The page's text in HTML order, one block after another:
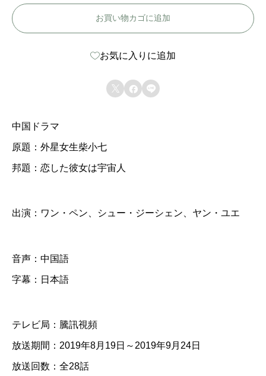
ド
マ
恋
D
お買い物カゴに追加
お気に入りに追加
  
中国ドラマ
原題：外星女生柴小七
邦題：恋した彼女は宇宙人
出演：ワン・ペン、シュー・ジーシェン、ヤン・ユエ
音声：中国語
字幕：日本語
テレビ局：騰訊視頻
放送期間：2019年8月19日～2019年9月24日
放送回数：全28話